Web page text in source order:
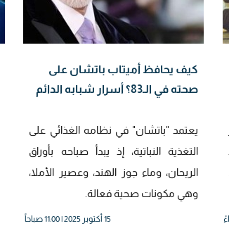
كيف يحافظ أميتاب باتشان على
صحته في الـ83؟ أسرار شبابه الدائم
يعتمد "باتشان" في نظامه الغذائي على
التغذية النباتية، إذ يبدأ صباحه بأوراق
الريحان، وماء جوز الهند، وعصير الأملا،
وهي مكونات صحية فعالة.
15 أكتوبر 2025 | 11:00 صباحاً